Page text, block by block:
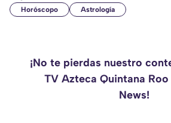
Horóscopo Astrología
¡No te pierdas nuestro
TV Azteca Quintana
News!